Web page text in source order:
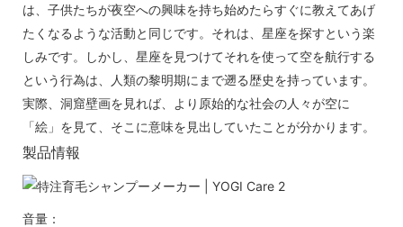
は、子供たちが夜空への興味を持ち始めたらすぐに教えてあげ
たくなるような活動と同じです。それは、星座を探すという楽
しみです。しかし、星座を見つけてそれを使って空を航行する
という行為は、人類の黎明期にまで遡る歴史を持っています。
実際、洞窟壁画を見れば、より原始的な社会の人々が空に
「絵」を見て、そこに意味を見出していたことが分かります。
製品情報
音量：